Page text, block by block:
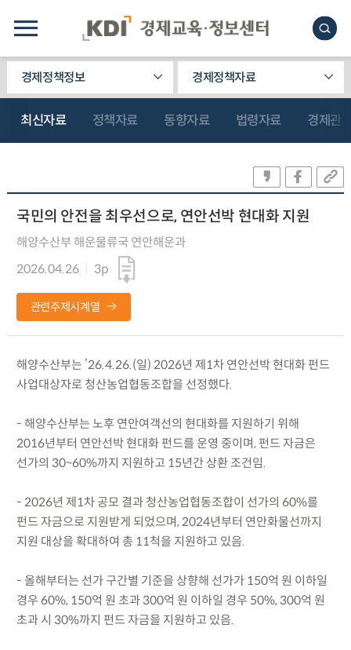
경제정책정보 경제정책자료
최신자료 정책자료 동향자료 법령자료 경제관
국민의 안전을 최우선으로, 연안선박 현대화 지원
해양수산부 해운물류국 연안해운과
2026.04.26
3p
관련주제시계열
해양수산부는 ’26.4.26.(일) 2026년 제1차 연안선박 현대화 펀드
사업대상자로 청산농업협동조합을 선정했다.
- 해양수산부는 노후 연안여객선의 현대화를 지원하기 위해
2016년부터 연안선박 현대화 펀드를 운영 중이며, 펀드 자금은
선가의 30~60%까지 지원하고 15년간 상환 조건임.
- 2026년 제1차 공모 결과 청산농업협동조합이 선가의 60%를
펀드 자금으로 지원받게 되었으며, 2024년부터 연안화물선까지
지원 대상을 확대하여 총 11척을 지원하고 있음.
- 올해부터는 선가 구간별 기준을 상향해 선가가 150억 원 이하일
경우 60%, 150억 원 초과 300억 원 이하일 경우 50%, 300억 원
초과 시 30%까지 펀드 자금을 지원하고 있음.